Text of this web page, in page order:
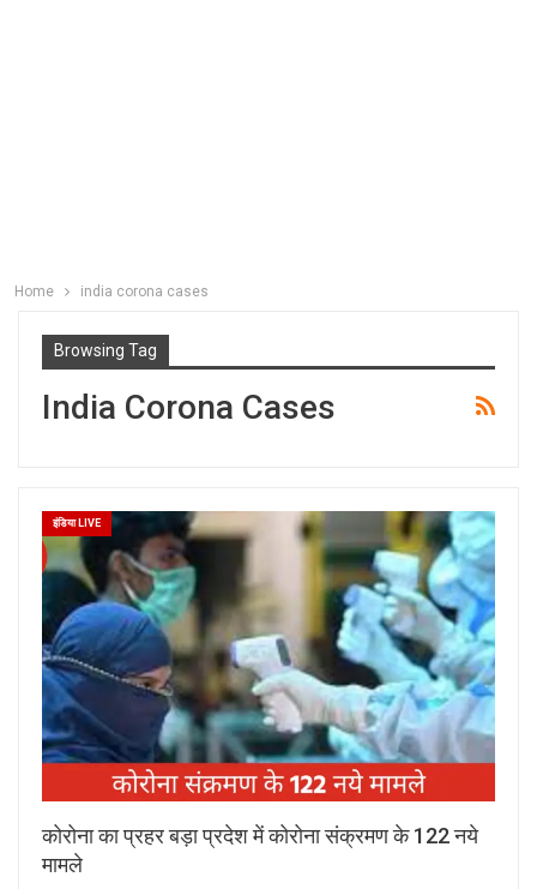
Home india corona cases
Browsing Tag
India Corona Cases
इंडिया LIVE
कोरोना का प्रहर बड़ा प्रदेश में कोरोना संक्रमण के 122 नये
मामले